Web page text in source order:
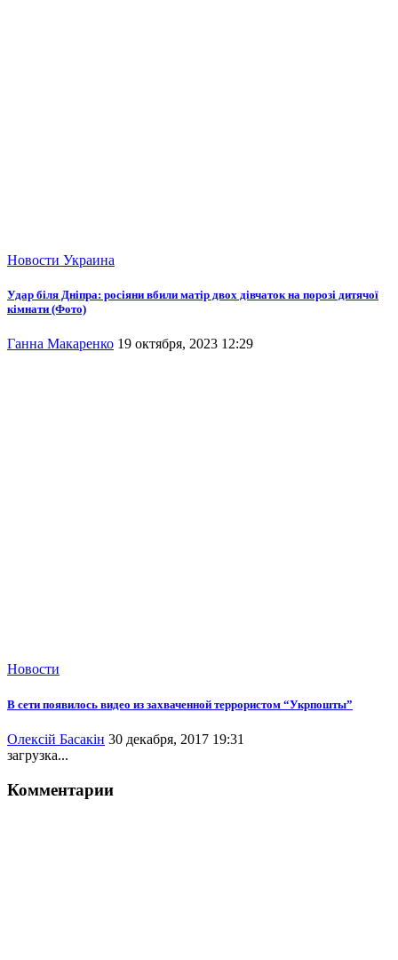
Новости Украина
Удар біля Дніпра: росіяни вбили матір двох дівчаток на порозі дитячої
кімнати (Фото)
Ганна Макаренко 19 октября, 2023 12:29
Новости
В сети появилось видео из захваченной террористом “Укрпошты”
Олексій Басакін 30 декабря, 2017 19:31
загрузка...
Комментарии